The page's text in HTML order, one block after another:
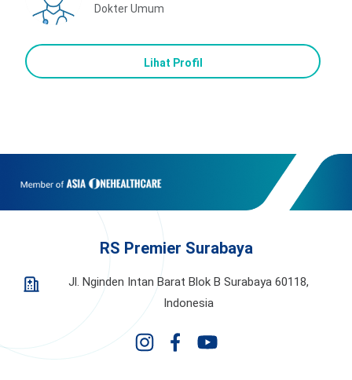
Dokter Umum
Lihat Profil
RS Premier Surabaya
Jl. Nginden Intan Barat Blok B Surabaya 60118,
Indonesia